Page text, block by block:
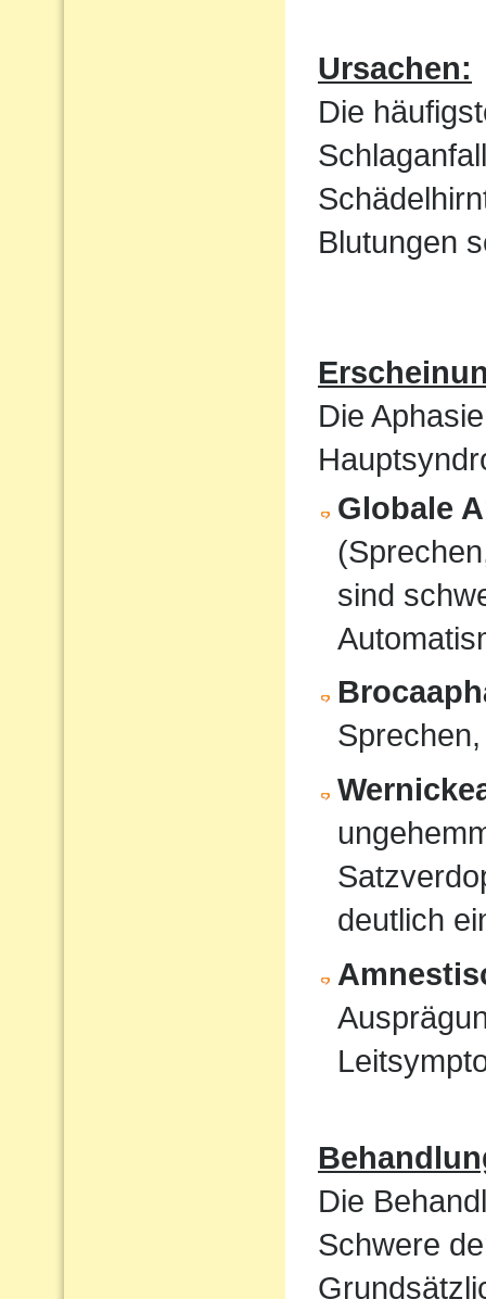
Ursachen:
Die
Blutungen
Die
Globale
sind
deutlich
Die
Schwere